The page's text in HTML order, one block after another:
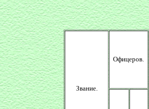
Звание.
Офицеров.